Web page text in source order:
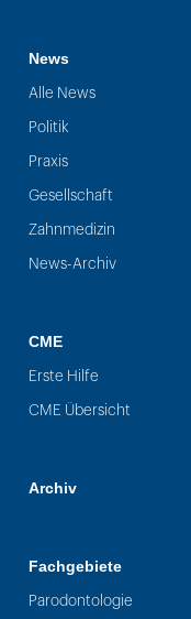
News
Alle News
Politik
Praxis
Gesellschaft
Zahnmedizin
News-Archiv
CME
Erste Hilfe
CME Übersicht
Archiv
Fachgebiete
Parodontologie